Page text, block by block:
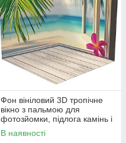
Фон вініловий 3D тропічне
вікно з пальмою для
фотозйомки, підлога камінь і
біла дошка, 50×50 см,
№58629
В наявності